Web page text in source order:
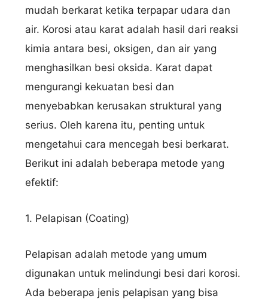
mudah berkarat ketika terpapar udara dan
air. Korosi atau karat adalah hasil dari reaksi
kimia antara besi, oksigen, dan air yang
menghasilkan besi oksida. Karat dapat
mengurangi kekuatan besi dan
menyebabkan kerusakan struktural yang
serius. Oleh karena itu, penting untuk
mengetahui cara mencegah besi berkarat.
Berikut ini adalah beberapa metode yang
efektif:
1. Pelapisan (Coating)
Pelapisan adalah metode yang umum
digunakan untuk melindungi besi dari korosi.
Ada beberapa jenis pelapisan yang bisa